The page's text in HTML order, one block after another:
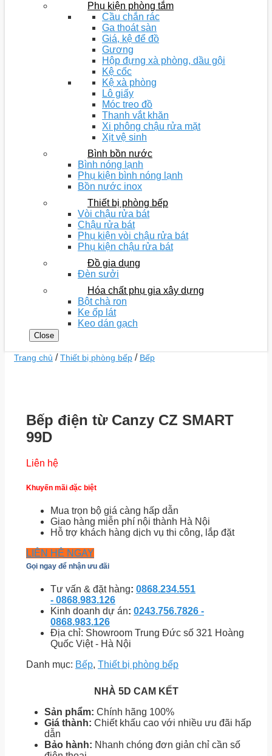
Phụ kiện phòng tắm
Cầu chắn rác
Ga thoát sàn
Giá, kệ để đồ
Gương
Hộp đựng xà phòng, dầu gội
Kệ cốc
Kệ xà phòng
Lô giấy
Móc treo đồ
Thanh vắt khăn
Xi phông chậu rửa mặt
Xịt vệ sinh
Bình bồn nước
Bình nóng lạnh
Phụ kiện bình nóng lạnh
Bồn nước inox
Thiết bị phòng bếp
Vòi chậu rửa bát
Chậu rửa bát
Phụ kiện vòi chậu rửa bát
Phụ kiện chậu rửa bát
Đồ gia dụng
Đèn sưởi
Hóa chất phụ gia xây dựng
Bột chà ron
Ke ốp lát
Keo dán gạch
Close
Trang chủ / Thiết bị phòng bếp / Bếp
Bếp điện từ Canzy CZ SMART
99D
Liên hệ
Khuyến mãi đặc biệt
Mua trọn bộ giá càng hấp dẫn
Giao hàng miễn phí nội thành Hà Nội
Hỗ trợ khách hàng dịch vụ thi công, lắp đặt
LIÊN HỆ NGAY
Gọi ngay để nhận ưu đãi
Tư vấn & đặt hàng: 0868.234.551
- 0868.983.126
Kinh doanh dự án: 0243.756.7826 -
0868.983.126
Địa chỉ: Showroom Trung Đức số 321 Hoàng
Quốc Việt - Hà Nội
Danh mục: Bếp, Thiết bị phòng bếp
NHÀ 5D CAM KẾT
Sản phẩm: Chính hãng 100%
Giá thành: Chiết khấu cao với nhiều ưu đãi hấp
dẫn
Bảo hành: Nhanh chóng đơn giản chỉ cần số